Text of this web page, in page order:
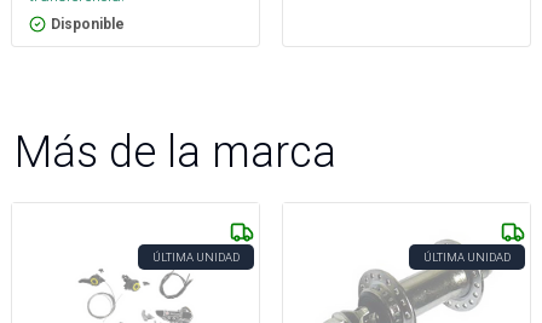
Disponible
Más de la marca
ÚLTIMA UNIDAD ÚLTIMA UNIDAD